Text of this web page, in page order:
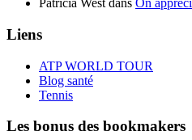
Patricia West dans On
Liens
ATP WORLD TOUR
Blog santé
Tennis
Les bonus des bookmakers